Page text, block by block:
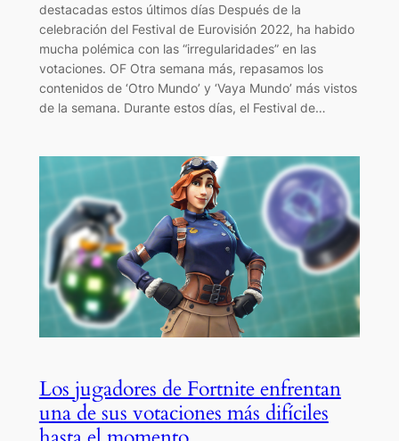
destacadas estos últimos días Después de la
celebración del Festival de Eurovisión 2022, ha habido
mucha polémica con las “irregularidades” en las
votaciones. OF Otra semana más, repasamos los
contenidos de ‘Otro Mundo’ y ‘Vaya Mundo’ más vistos
de la semana. Durante estos días, el Festival de…
Los jugadores de Fortnite enfrentan
una de sus votaciones más difíciles